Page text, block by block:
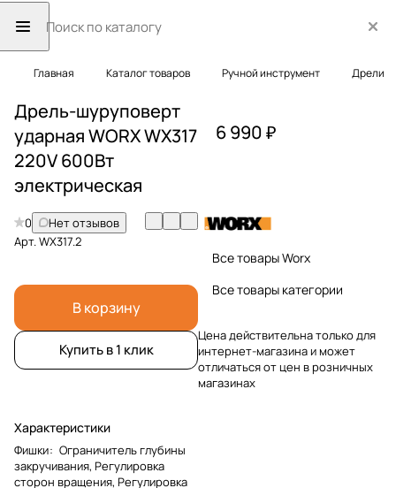
Главная Каталог товаров Ручной инструмент Дрели
Дрель-шуруповерт
ударная WORX WX317
220V 600Вт
электрическая
0
Нет отзывов
Арт.WX317.2
В корзину
Купить в 1 клик
Характеристики
Фишки: Ограничитель глубины
закручивания, Регулировка
сторон вращения, Регулировка
6 990 ₽
Все товары Worx
Все товары категории
Цена действительна только для
интернет-магазина и может
отличаться от цен в розничных
магазинах